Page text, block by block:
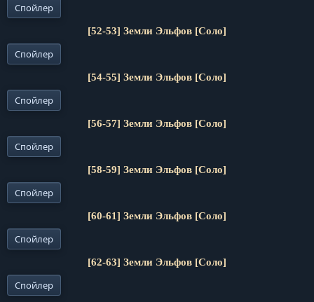
Спойлер
[52-53] Земли Эльфов [Соло]
Спойлер
[54-55] Земли Эльфов [Соло]
Спойлер
[56-57] Земли Эльфов [Соло]
Спойлер
[58-59] Земли Эльфов [Соло]
Спойлер
[60-61] Земли Эльфов [Соло]
Спойлер
[62-63] Земли Эльфов [Соло]
Спойлер